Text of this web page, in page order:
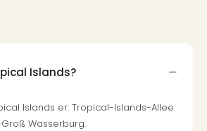
Islands?
Islands er: Tropical-Islands-Allee
Groß Wasserburg.